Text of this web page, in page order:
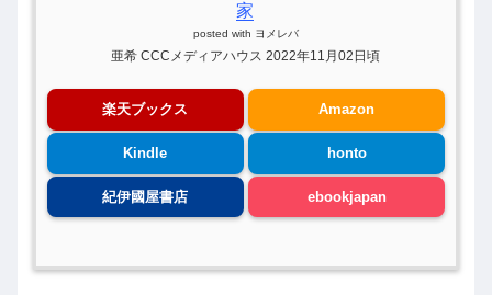
家
posted with ヨメレバ
亜希 CCCメディアハウス 2022年11月02日頃
楽天ブックス Amazon
Kindle honto
紀伊國屋書店 ebookjapan